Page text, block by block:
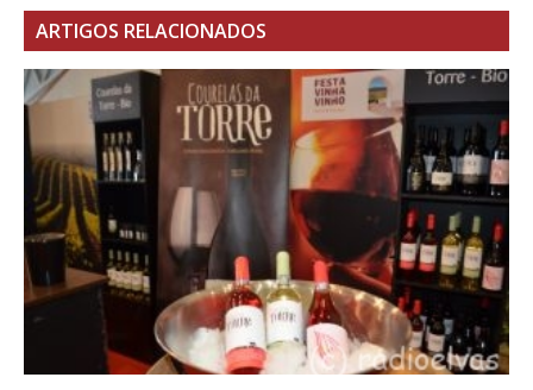
ARTIGOS RELACIONADOS